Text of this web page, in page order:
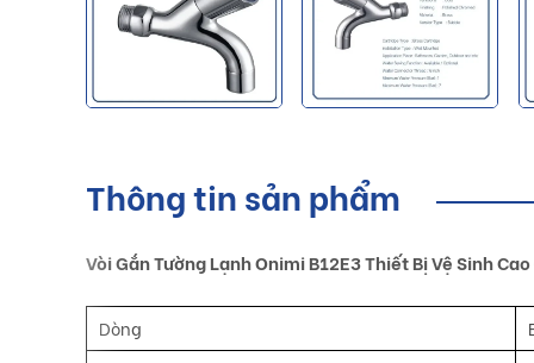
Thông tin sản phẩm
Vòi Gắn Tường Lạnh Onimi B12E3 Thiết Bị Vệ Sinh
Dòng